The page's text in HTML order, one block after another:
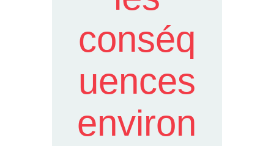
conséq
uences
environ